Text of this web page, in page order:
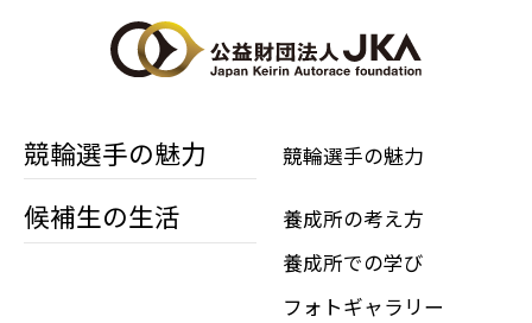
競輪選手の魅力 競輪選手の魅力
候補生の生活
養成所の考え方
養成所での学び
フォトギャラリー